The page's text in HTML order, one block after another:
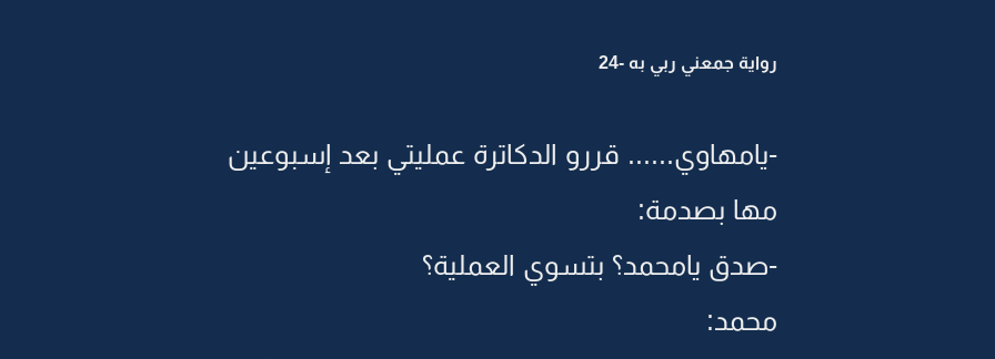
رواية جمعني ربي به -24
-يامهاوي...... قررو الدكاترة عمليتي بعد إسبوعين
مها بصدمة:
-صدق يامحمد؟ بتسوي العملية؟
محمد: